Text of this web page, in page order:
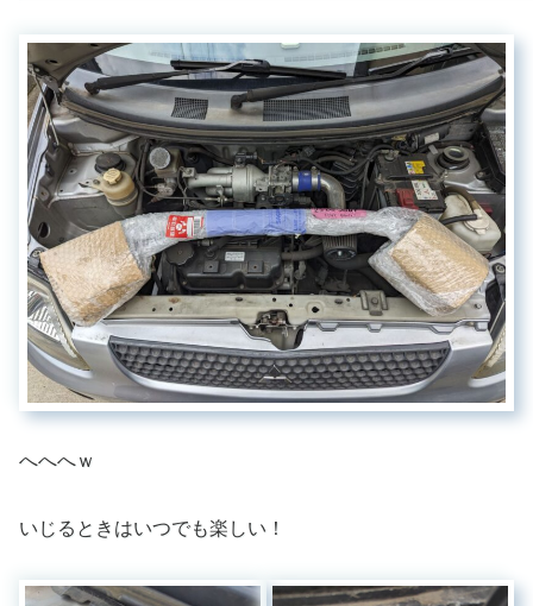
へへへｗ
いじるときはいつでも楽しい！